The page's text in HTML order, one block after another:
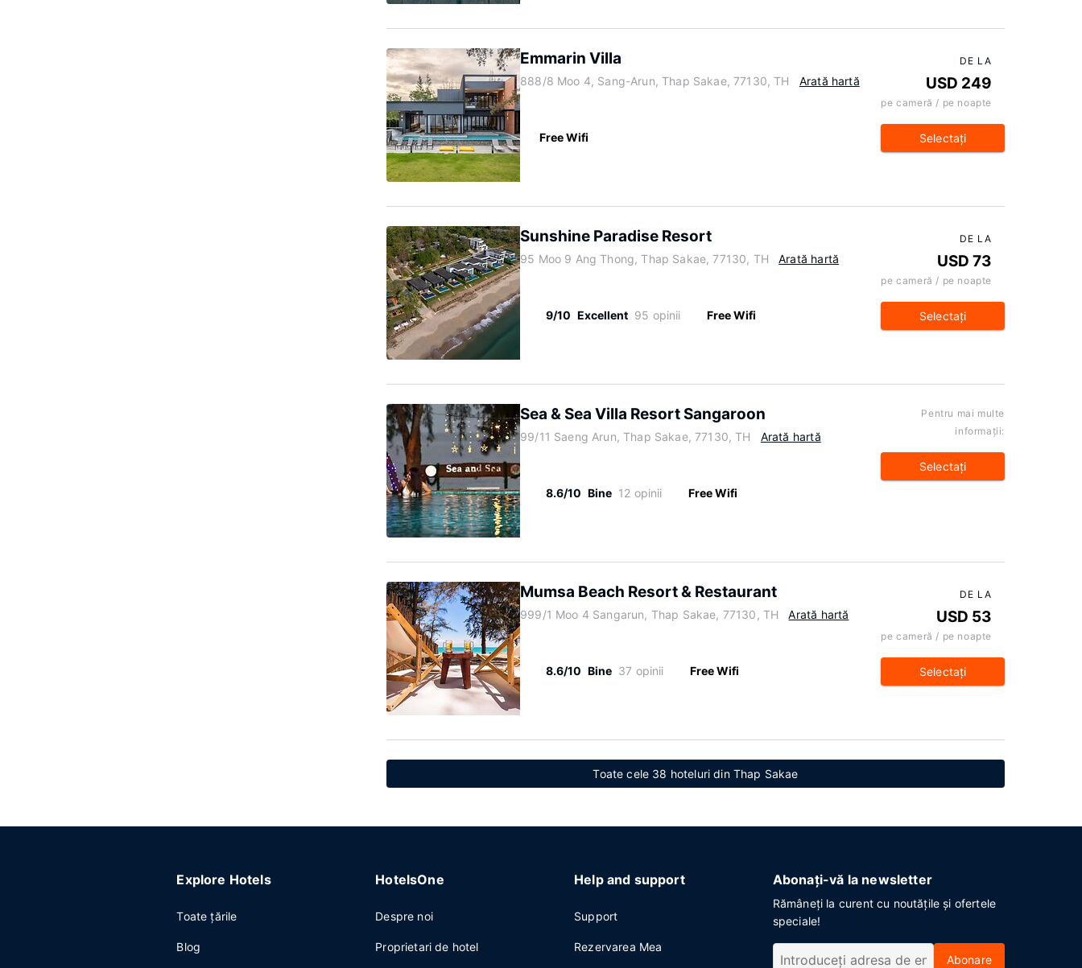
Emmarin Villa
888/8 Moo 4, Sang-Arun, Thap Sakae, 77130, TH Arată hartă
Free Wifi
DE LA
USD 249
pe cameră / pe noapte
Selectaţi
Sunshine Paradise Resort
95 Moo 9 Ang Thong, Thap Sakae, 77130, TH Arată hartă
9/10 Excellent 95 opinii Free Wifi
DE LA
USD 73
pe cameră / pe noapte
Selectaţi
Sea & Sea Villa Resort Sangaroon
99/11 Saeng Arun, Thap Sakae, 77130, TH Arată hartă
8.6/10 Bine 12 opinii Free Wifi
Pentru mai multe
informaţii:
Selectaţi
Mumsa Beach Resort & Restaurant
999/1 Moo 4 Sangarun, Thap Sakae, 77130, TH Arată hartă
8.6/10 Bine 37 opinii Free Wifi
DE LA
USD 53
pe cameră / pe noapte
Selectaţi
Toate cele 38 hoteluri din Thap Sakae
Explore Hotels
Toate ţările
Blog
HotelsOne
Despre noi
Proprietari de hotel
Help and support
Support
Rezervarea Mea
Abonați-vă la newsletter
Rămâneți la curent cu noutățile și ofertele
speciale!
Abonare